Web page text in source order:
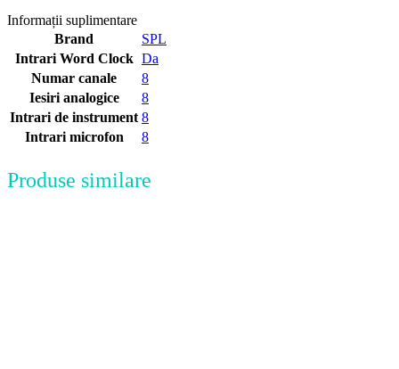
Informații suplimentare
Brand
SPL
Intrari Word Clock Da
Numar canale
8
Iesiri analogice
8
Intrari de instrument 8
Intrari microfon
8
Produse similare